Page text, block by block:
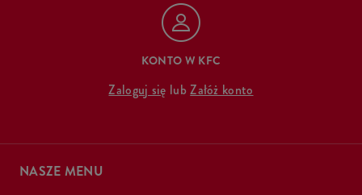
KONTO W KFC
Zaloguj się lubZałóż konto
NASZE MENU